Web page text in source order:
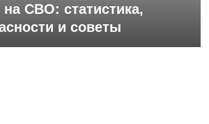
СВО: статистика,
и советы